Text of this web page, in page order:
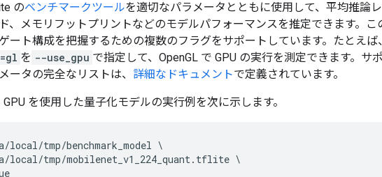
のベンチマークツールを適切なパラメータとともに使用して、平均推論
、メモリフットプリントなどのモデルパフォーマンスを推定できます。こ
ート構成を把握するための複数のフラグをサポートしています。たとえば、
を --use_gpu で指定して、OpenGL で GPU の実行を測定できます。サ
ータの完全なリストは、 詳細なドキュメントで定義されています。
を使用した量子化モデルの実行例を次に示します。
tmp/benchmark_model \
local/tmp/mobilenet_v1_224_quant.tflite \